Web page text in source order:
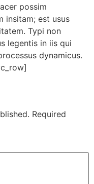
possim
insitam; est usus
Typi non
legentis in iis qui
dynamicus.
Required